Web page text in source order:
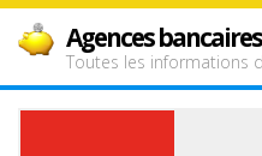
Agences bancaires
Toutes les informations